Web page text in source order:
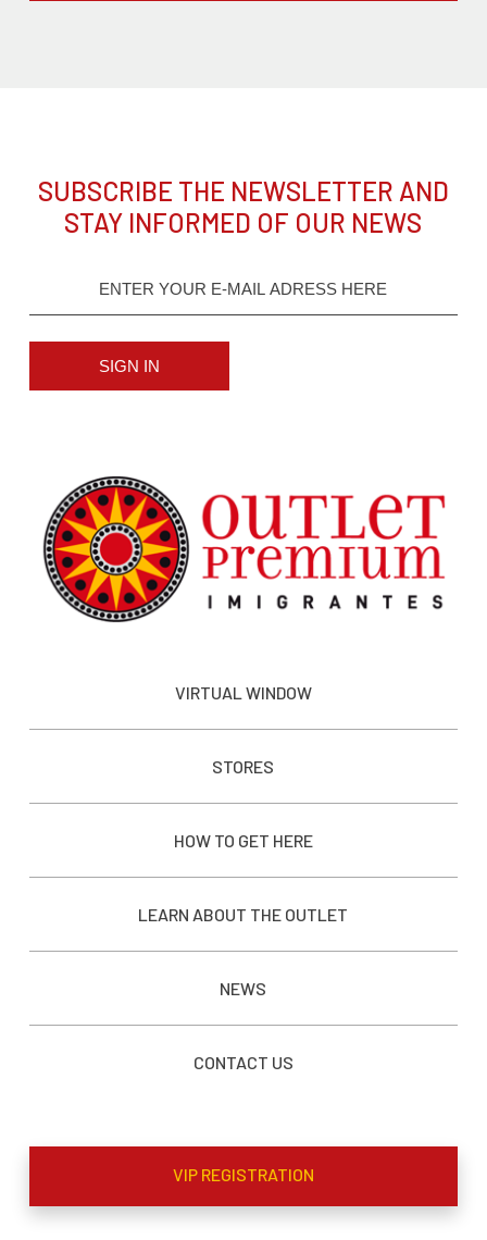
SUBSCRIBE THE NEWSLETTER AND
STAY INFORMED OF OUR NEWS
SIGN IN
VIRTUAL WINDOW
STORES
HOW TO GET HERE
LEARN ABOUT THE OUTLET
NEWS
CONTACT US
VIP REGISTRATION